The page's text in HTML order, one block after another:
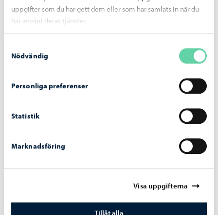
uppgifter som du har gett dem eller som har samlats in när du
har använt deras tjänster.
Nödvändig
Personliga preferenser
Statistik
Marknadsföring
Visa uppgifterna
Tillåt alla
Alexandersgatans-bro
måndagen den 10 augusti